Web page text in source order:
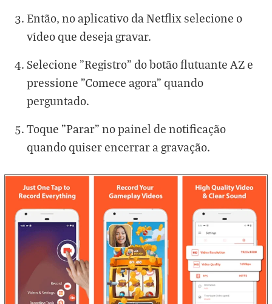
Então, no aplicativo da Netflix selecione o
vídeo que deseja gravar.
Selecione "Registro" do botão flutuante AZ e
pressione "Comece agora" quando
perguntado.
Toque "Parar" no painel de notificação
quando quiser encerrar a gravação.